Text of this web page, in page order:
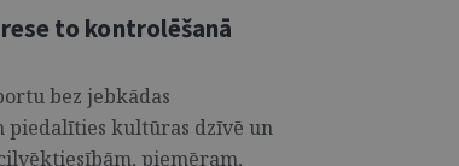
to kontrolēšanā
bez jebkādas
piedalīties kultūras dzīvē un
piemēram,